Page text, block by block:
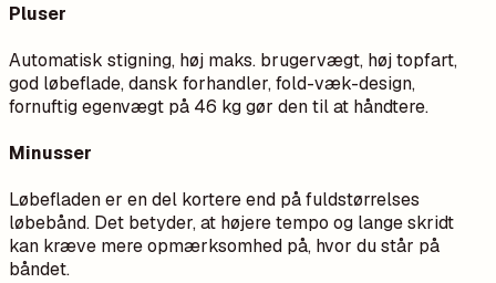
Pluser
Automatisk stigning, høj maks. brugervægt, høj topfart,
god løbeflade, dansk forhandler, fold-væk-design,
fornuftig egenvægt på 46 kg gør den til at håndtere.
Minusser
Løbefladen er en del kortere end på fuldstørrelses
løbebånd. Det betyder, at højere tempo og lange skridt
kan kræve mere opmærksomhed på, hvor du står på
båndet.